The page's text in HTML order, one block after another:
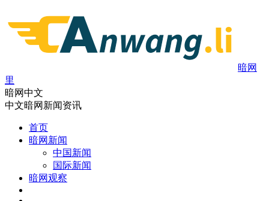
暗网
里
暗网中文
中文暗网新闻资讯
首页
暗网新闻
中国新闻
国际新闻
暗网观察